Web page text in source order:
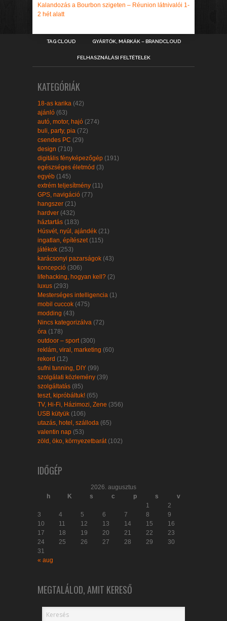
Kalandozás a Bourbon szigeten – Réunion látnivalói 1-
2 hét alatt
TAG CLOUD GYÁRTÓK, MÁRKÁK – BRANDCLOUD
FELHASZNÁLÁSI FELTÉTELEK
KATEGÓRIÁK
18-as karika (42)
ajánló (63)
autó, motor, hajó (274)
buli, party, pia (72)
csendes PC (29)
design (710)
digitális fényképezőgép (191)
egészséges életmód (3)
egyéb (145)
extrém teljesítmény (11)
GPS, navigáció (77)
hangszer (21)
hardver (432)
háztartás (183)
Húsvét, nyúl, ajándék (21)
ingatlan, építészet (115)
játékok (253)
karácsonyi pazarságok (43)
koncepció (306)
lifehacking, hogyan kell? (2)
luxus (293)
Mesterséges intelligencia (1)
mobil cuccok (475)
modding (43)
Nincs kategorizálva (72)
óra (178)
outdoor – sport (300)
reklám, viral, marketing (60)
rekord (12)
sufni tunning, DIY (99)
szolgálati közlemény (39)
szolgáltatás (85)
teszt, kipróbáltuk! (65)
TV, Hi-Fi, Házimozi, Zene (356)
USB kütyük (106)
utazás, hotel, szálloda (65)
valentin nap (53)
zöld, öko, környezetbarát (102)
IDŐGÉP
2026. augusztus
h
K s c p s
v
1
2
3
4 5 6 7 8
9
10
11 12 13 14 15
16
17
18 19 20 21 22
23
24
25 26 27 28 29
30
31
« aug
MEGTALÁLOD, AMIT KERESŐ